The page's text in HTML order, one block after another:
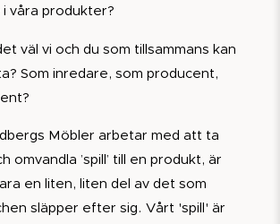
våra produkter?
väl vi och du som tillsammans kan
Som inredare, som producent,
Möbler arbetar med att ta
omvandla ’spill’ till en produkt, är
en liten, liten del av det som
släpper efter sig. Vårt 'spill' är